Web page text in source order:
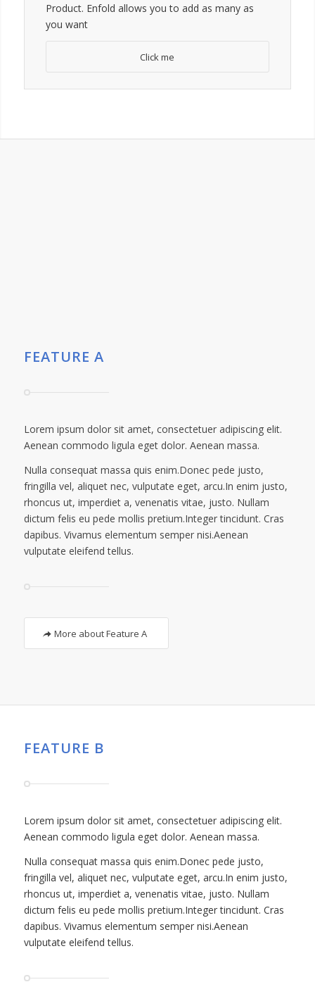
Product. Enfold allows you to add as many as
you want
Click me
FEATURE A
Lorem ipsum dolor sit amet, consectetuer adipiscing elit.
Aenean commodo ligula eget dolor. Aenean massa.
Nulla consequat massa quis enim.Donec pede justo,
fringilla vel, aliquet nec, vulputate eget, arcu.In enim justo,
rhoncus ut, imperdiet a, venenatis vitae, justo. Nullam
dictum felis eu pede mollis pretium.Integer tincidunt. Cras
dapibus. Vivamus elementum semper nisi.Aenean
vulputate eleifend tellus.
More about Feature A
FEATURE B
Lorem ipsum dolor sit amet, consectetuer adipiscing elit.
Aenean commodo ligula eget dolor. Aenean massa.
Nulla consequat massa quis enim.Donec pede justo,
fringilla vel, aliquet nec, vulputate eget, arcu.In enim justo,
rhoncus ut, imperdiet a, venenatis vitae, justo. Nullam
dictum felis eu pede mollis pretium.Integer tincidunt. Cras
dapibus. Vivamus elementum semper nisi.Aenean
vulputate eleifend tellus.